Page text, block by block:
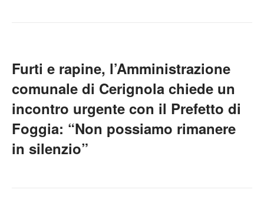
Furti e rapine, l’Amministrazione
comunale di Cerignola chiede un
incontro urgente con il Prefetto di
Foggia: “Non possiamo rimanere
in silenzio”